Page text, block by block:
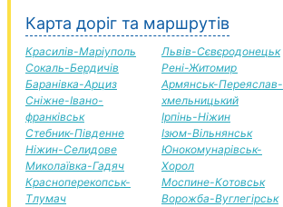
Карта доріг та маршрутів
Красилів-Маріуполь
Сокаль-Бердичів
Баранівка-Арциз
Сніжне-Івано-
франківськ
Стебник-Південне
Ніжин-Селидове
Миколаївка-Гадяч
Красноперекопськ-
Тлумач
Львів-Сєвєродонецьк
Рені-Житомир
Армянськ-Переяслав-
хмельницький
Ірпінь-Ніжин
Ізюм-Вільнянськ
Юнокомунарівськ-
Хорол
Моспине-Котовськ
Ворожба-Вуглегірськ